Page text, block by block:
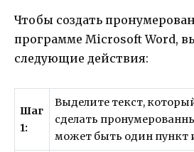
Чтобы создать
программе Microsoft Word,
следующие действия:
Шаг
1:
Выделите текст,
сделать
может быть один пункт